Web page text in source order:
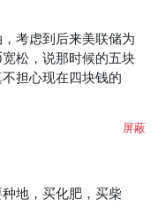
考虑到后来美联储为
松，说那时候的五块
担心现在四块钱的
屏蔽
地，买化肥，买柴